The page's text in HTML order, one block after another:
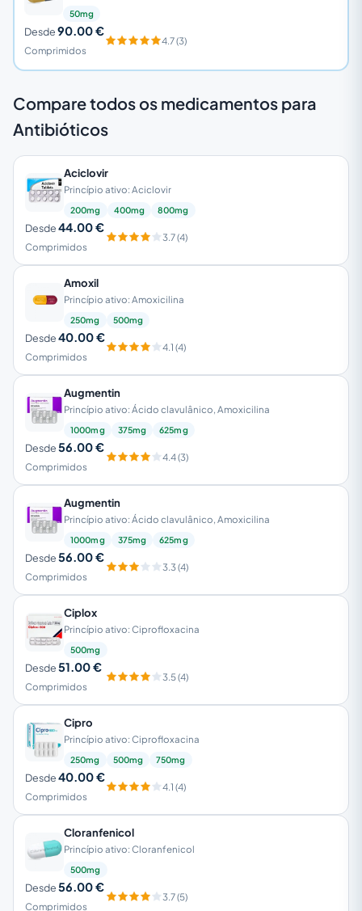
50mg
Desde90.00 €
Comprimidos
4.7 (3)
Compare todos os medicamentos para
Antibióticos
Cloranfenicol
Princípio ativo: Cloranfenicol
500mg
Desde56.00 €
Comprimidos
3.7 (5)
Augmentin
Princípio ativo: Ácido clavulânico, Amoxicilina
1000mg 375mg 625mg
Desde56.00 €
Comprimidos
4.4 (3)
Amoxil
Princípio ativo: Amoxicilina
250mg 500mg
Desde40.00 €
Comprimidos
4.1 (4)
Ciplox
Princípio ativo: Ciprofloxacina
500mg
Desde51.00 €
Comprimidos
3.5 (4)
Aciclovir
Princípio ativo: Aciclovir
200mg 400mg 800mg
Desde44.00 €
Comprimidos
3.7 (4)
Augmentin
Princípio ativo: Ácido clavulânico, Amoxicilina
1000mg 375mg 625mg
Desde56.00 €
Comprimidos
3.3 (4)
Cipro
Princípio ativo: Ciprofloxacina
250mg 500mg 750mg
Desde40.00 €
Comprimidos
4.1 (4)